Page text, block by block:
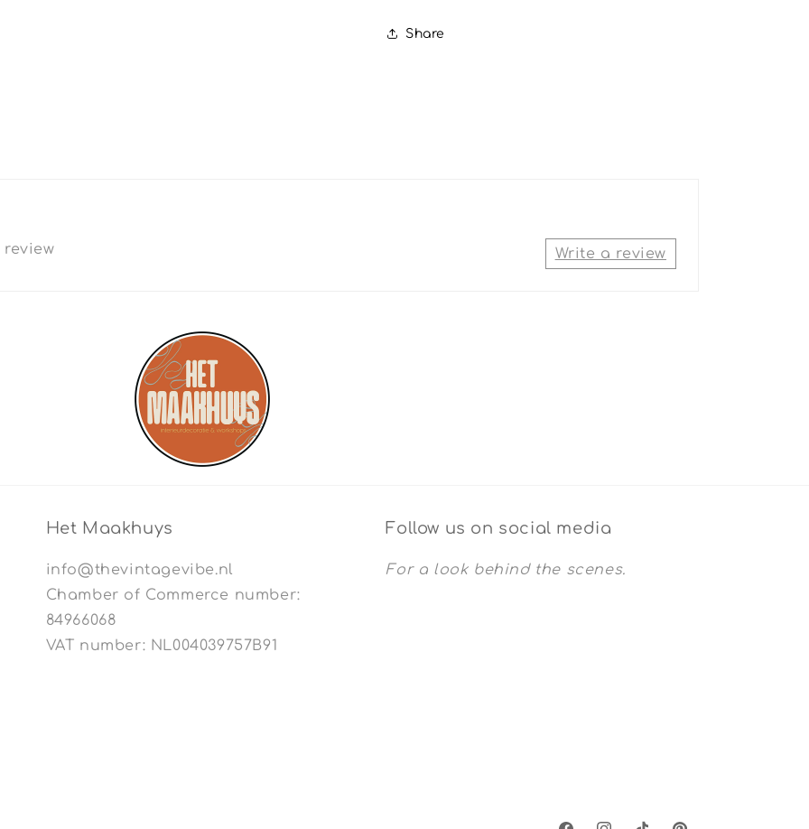
Share
Write a review
Het Maakhuys
info@thevintagevibe.nl
Chamber of Commerce number:
84966068
VAT number: NL004039757B91
Follow us on social media
For a look behind the scenes.